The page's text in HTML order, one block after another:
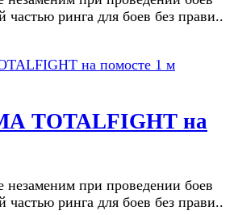
частью ринга для боев без прави..
TOTALFIGHT на
незаменим при проведении боев
частью ринга для боев без прави..